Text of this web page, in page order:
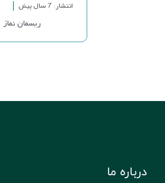
انتشار: 7 سال پیش
ریسمان نماز
درباره ما